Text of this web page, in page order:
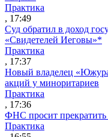
Практика
, 17:49
Суд обратил в доход
«Свидетелей Иеговы»*
Практика
, 17:37
Новый владелец
акций у миноритариев
Практика
, 17:36
ФНС просит прекратить
Практика